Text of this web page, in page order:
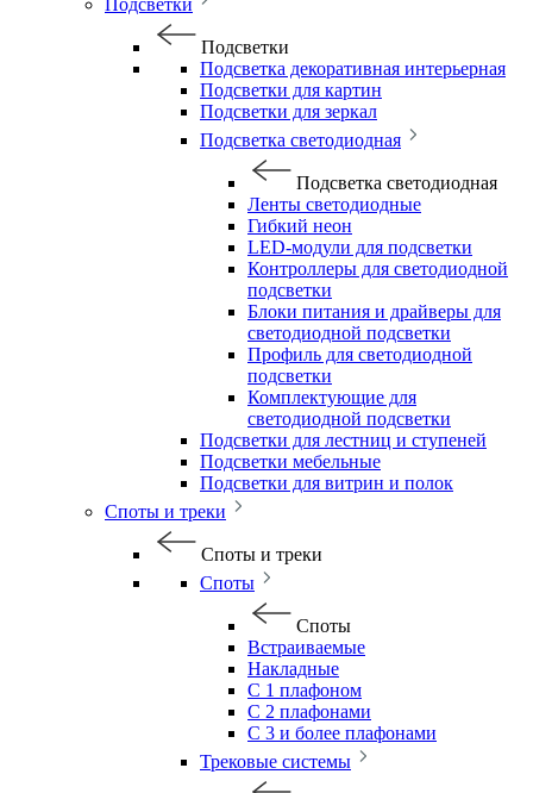
Подсветки
Подсветки
Подсветка декоративная интерьерная
Подсветки для картин
Подсветки для зеркал
Подсветка светодиодная
Подсветка светодиодная
Ленты светодиодные
Гибкий неон
LED-модули для подсветки
Контроллеры для светодиодной
подсветки
Блоки питания и драйверы для
светодиодной подсветки
Профиль для светодиодной
подсветки
Комплектующие для
светодиодной подсветки
Подсветки для лестниц и ступеней
Подсветки мебельные
Подсветки для витрин и полок
Споты и треки
Споты и треки
Споты
Споты
Встраиваемые
Накладные
С 1 плафоном
С 2 плафонами
С 3 и более плафонами
Трековые системы